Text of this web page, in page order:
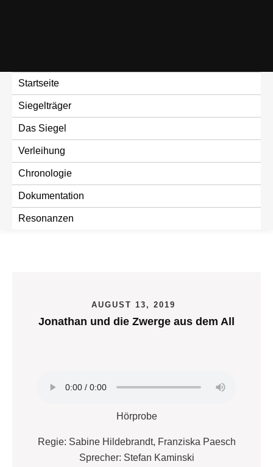
Startseite
Siegelträger
Das Siegel
Verleihung
Chronologie
Dokumentation
Resonanzen
AUGUST 13, 2019
Jonathan und die Zwerge aus dem All
Hörprobe
Regie: Sabine Hildebrandt, Franziska Paesch
Sprecher: Stefan Kaminski